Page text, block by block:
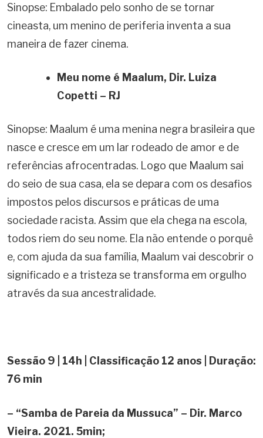
Sinopse: Embalado pelo sonho de se tornar
cineasta, um menino de periferia inventa a sua
maneira de fazer cinema.
Meu nome é Maalum, Dir. Luiza
Copetti – RJ
Sinopse: Maalum é uma menina negra brasileira que
nasce e cresce em um lar rodeado de amor e de
referências afrocentradas. Logo que Maalum sai
do seio de sua casa, ela se depara com os desafios
impostos pelos discursos e práticas de uma
sociedade racista. Assim que ela chega na escola,
todos riem do seu nome. Ela não entende o porquê
e, com ajuda da sua família, Maalum vai descobrir o
significado e a tristeza se transforma em orgulho
através da sua ancestralidade.
Sessão 9 | 14h | Classificação 12 anos | Duração:
76 min
– “Samba de Pareia da Mussuca” – Dir. Marco
Vieira. 2021. 5min;